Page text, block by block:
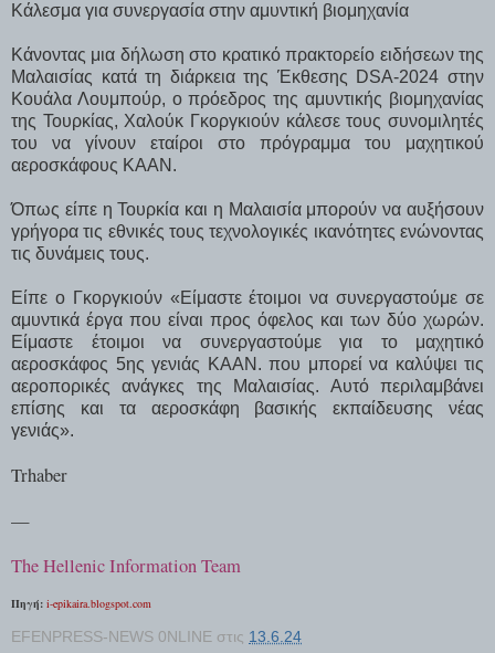
Κάλεσμα για συνεργασία στην αμυντική βιομηχανία
Κάνοντας μια δήλωση στο κρατικό πρακτορείο ειδήσεων της
Μαλαισίας κατά τη διάρκεια της Έκθεσης DSA-2024 στην
Κουάλα Λουμπούρ, ο πρόεδρος της αμυντικής βιομηχανίας
της Τουρκίας, Χαλούκ Γκοργκιούν κάλεσε τους συνομιλητές
του να γίνουν εταίροι στο πρόγραμμα του μαχητικού
αεροσκάφους KAAN.
Όπως είπε η Τουρκία και η Μαλαισία μπορούν να αυξήσουν
γρήγορα τις εθνικές τους τεχνολογικές ικανότητες ενώνοντας
τις δυνάμεις τους.
Είπε ο Γκοργκιούν «Είμαστε έτοιμοι να συνεργαστούμε σε
αμυντικά έργα που είναι προς όφελος και των δύο χωρών.
Είμαστε έτοιμοι να συνεργαστούμε για το μαχητικό
αεροσκάφος 5ης γενιάς KAAN. που μπορεί να καλύψει τις
αεροπορικές ανάγκες της Μαλαισίας. Αυτό περιλαμβάνει
επίσης και τα αεροσκάφη βασικής εκπαίδευσης νέας
γενιάς».
Trhaber
—
The Hellenic Information Team
Πηγή: i-epikaira.blogspot.com
EFENPRESS-NEWS 0NLINE στις 13.6.24